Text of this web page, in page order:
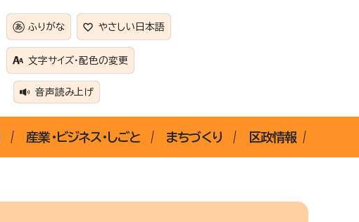
ふりがな やさしい日本語
文字サイズ・配色の変更
音声読み上げ
産業・ビジネス・しごと まちづくり 区政情報